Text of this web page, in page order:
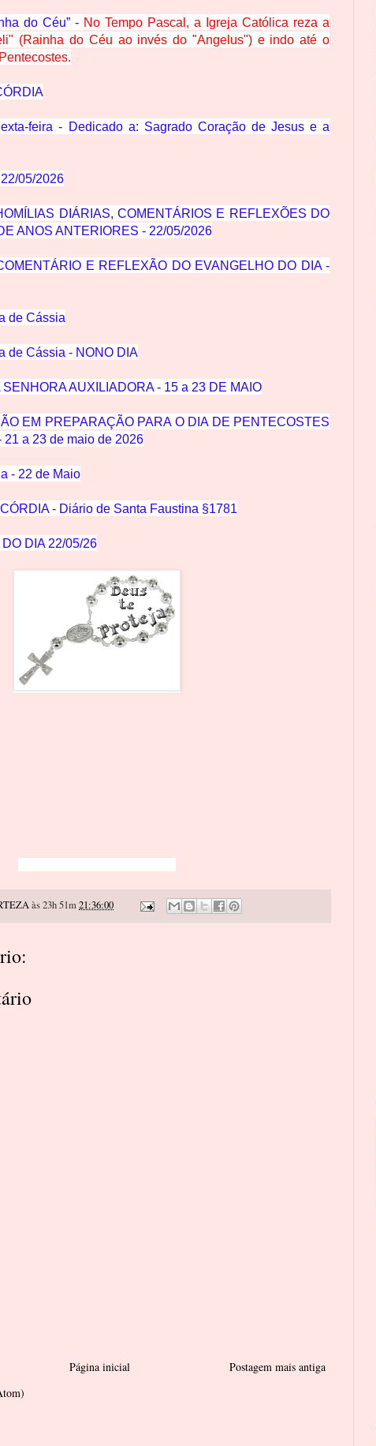
do Céu” - No Tempo Pascal, a Igreja Católica reza a
(Rainha do Céu ao invés do "Angelus") e indo até o
feira - Dedicado a: Sagrado Coração de Jesus e a
05/2026
DIÁRIAS, COMENTÁRIOS E REFLEXÕES DO
ANOS ANTERIORES - 22/05/2026
E REFLEXÃO DO EVANGELHO DO DIA -
de Cássia
de Cássia - NONO DIA
SENHORA AUXILIADORA - 15 a 23 DE MAIO
EM PREPARAÇÃO PARA O DIA DE PENTECOSTES
21 a 23 de maio de 2026
- 22 de Maio
- Diário de Santa Faustina §1781
DIA 22/05/26
às 23h 51m21:36:00
Postagem mais antiga
Página inicial